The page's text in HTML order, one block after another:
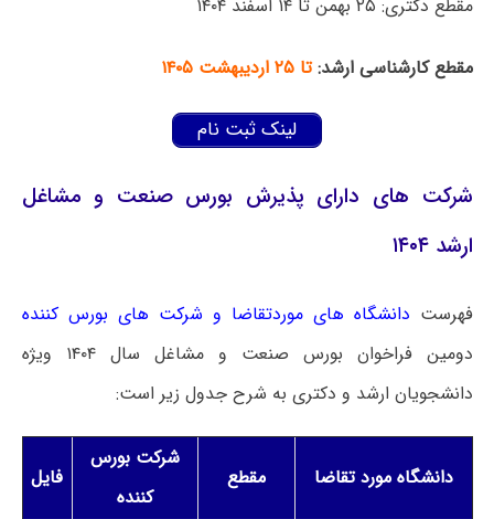
مقطع دکتری: ۲۵ بهمن تا ۱۴ اسفند ۱۴۰۴
مقطع کارشناسی ارشد:تا ۲۵ اردیبهشت ۱۴۰۵
لینک ثبت نام
شرکت های دارای پذیرش بورس صنعت و مشاغل
ارشد ۱۴۰۴
فهرست دانشگاه های موردتقاضا و شرکت های بورس کننده
دومین فراخوان بورس صنعت و مشاغل سال ۱۴۰۴ ویژه
دانشجویان ارشد و دکتری به شرح جدول زیر است:
دانشگاه مورد تقاضا مقطع
شرکت بورس
کننده
فایل